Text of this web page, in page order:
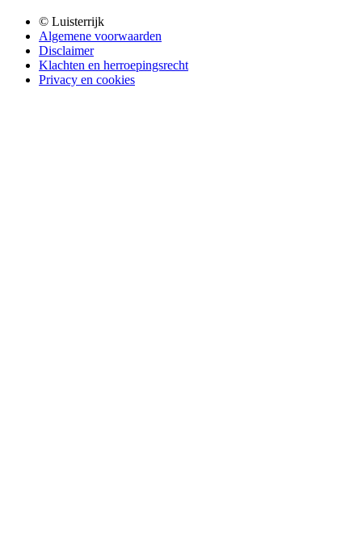
© Luisterrijk
Algemene voorwaarden
Disclaimer
Klachten en herroepingsrecht
Privacy en cookies